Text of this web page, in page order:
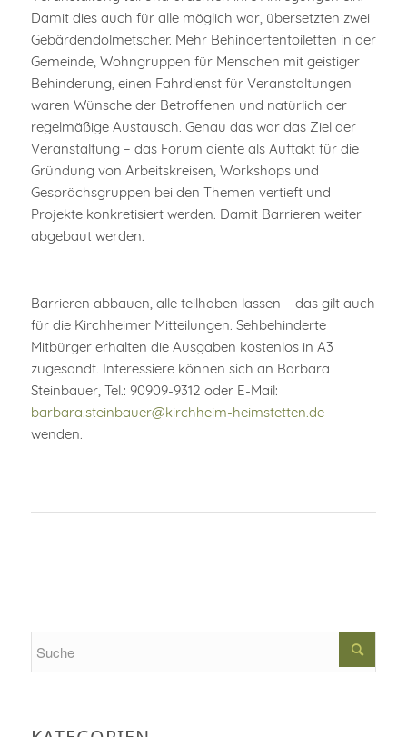
Damit dies auch für alle möglich war, übersetzten zwei
Gebärdendolmetscher. Mehr Behindertentoiletten in der
Gemeinde, Wohngruppen für Menschen mit geistiger
Behinderung, einen Fahrdienst für Veranstaltungen
waren Wünsche der Betroffenen und natürlich der
regelmäßige Austausch. Genau das war das Ziel der
Veranstaltung – das Forum diente als Auftakt für die
Gründung von Arbeitskreisen, Workshops und
Gesprächsgruppen bei den Themen vertieft und
Projekte konkretisiert werden. Damit Barrieren weiter
abgebaut werden.
Barrieren abbauen, alle teilhaben lassen – das gilt auch
für die Kirchheimer Mitteilungen. Sehbehinderte
Mitbürger erhalten die Ausgaben kostenlos in A3
zugesandt. Interessiere können sich an Barbara
Steinbauer, Tel.: 90909-9312 oder E-Mail:
barbara.steinbauer@kirchheim-heimstetten.de
wenden.